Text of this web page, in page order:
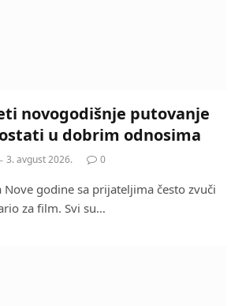
novogodišnje putovanje
u dobrim odnosima
3. avgust 2026. 0
Nove godine sa prijateljima često zvuči
za film. Svi su…